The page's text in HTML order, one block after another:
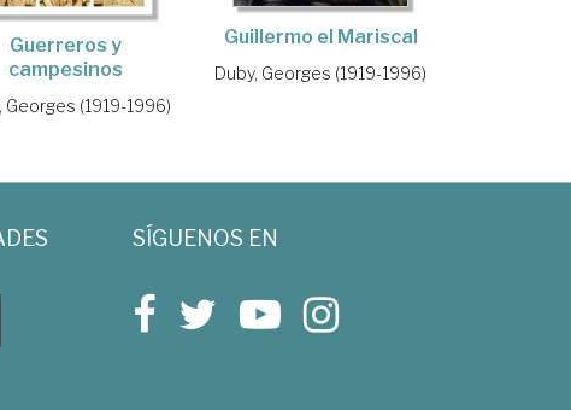
Guerreros y
campesinos
Georges (1919-1996)
Guillermo el Mariscal
Duby, Georges (1919-1996)
SÍGUENOS EN